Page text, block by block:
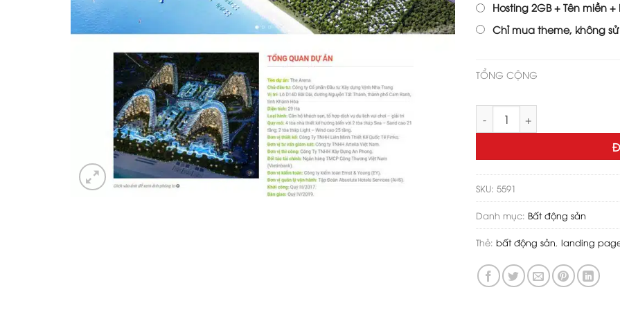
Hosting 2GB + Tên miền
Chỉ mua theme, không
TỔNG CỘNG
Theme wordpress bất động
SKU: 5591
Danh mục: Bất động sản
Thẻ: bất động sản, landing